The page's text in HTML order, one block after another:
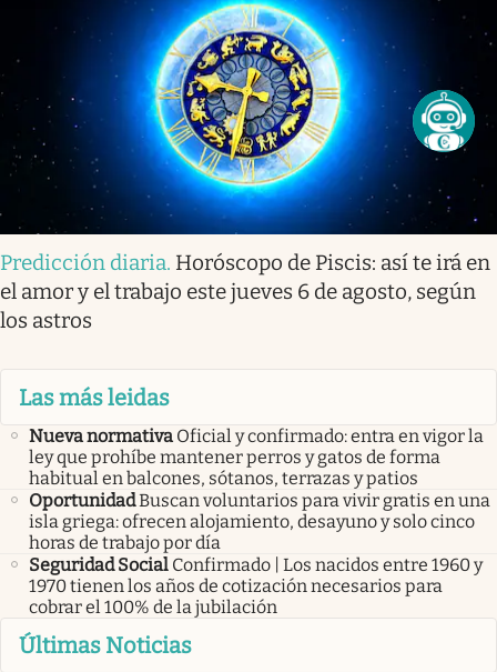
Predicción diaria. Horóscopo de Piscis: así te irá en
el amor y el trabajo este jueves 6 de agosto, según
los astros
Las más leidas
Nueva normativa Oficial y confirmado: entra en vigor la
ley que prohíbe mantener perros y gatos de forma
habitual en balcones, sótanos, terrazas y patios
OportunidadBuscan voluntarios para vivir gratis en una
isla griega: ofrecen alojamiento, desayuno y solo cinco
horas de trabajo por día
Seguridad Social Confirmado | Los nacidos entre 1960 y
1970 tienen los años de cotización necesarios para
cobrar el 100% de la jubilación
Últimas Noticias